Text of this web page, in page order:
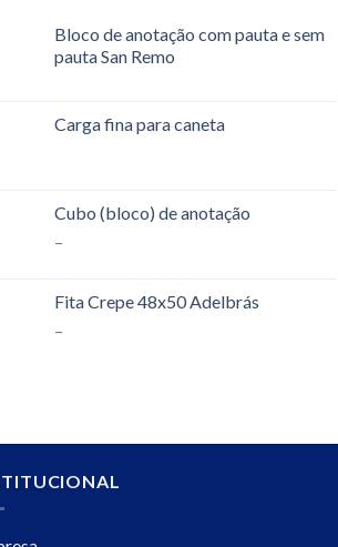
Bloco de anotação com pauta e sem
pauta San Remo
Carga fina para caneta
Cubo (bloco) de anotação
–
Fita Crepe 48x50 Adelbrás
–